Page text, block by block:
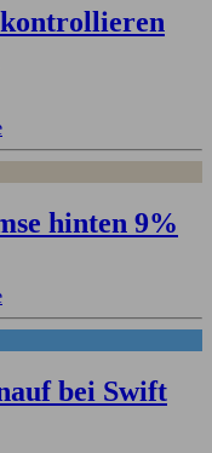
hinten 9%
bei Swift